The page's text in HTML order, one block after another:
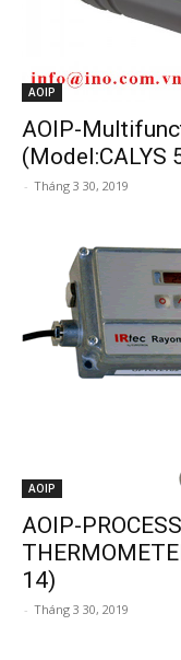
AOIP
AOIP-
- Tháng 3 30, 2019
AOIP
AOIP-
14)
- Tháng 3 30, 2019